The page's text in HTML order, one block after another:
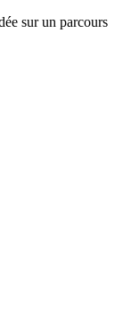
sur un parcours